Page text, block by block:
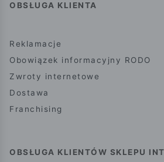
OBSŁUGA KLIENTA
Reklamacje
Obowiązek informacyjny RODO
Zwroty internetowe
Dostawa
Franchising
OBSŁUGA KLIENTÓW SKLEPU